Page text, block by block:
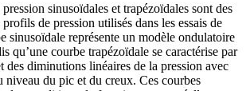
sinusoïdales et trapézoïdales sont des
de pression utilisés dans les essais de
sinusoïdale représente un modèle ondulatoire
qu’une courbe trapézoïdale se caractérise par
des diminutions linéaires de la pression avec
niveau du pic et du creux. Ces courbes